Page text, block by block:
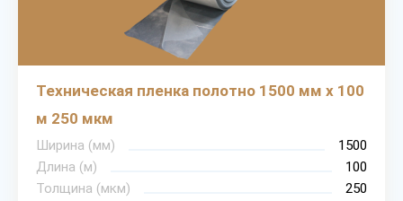
Техническая пленка полотно 1500 мм х 100
м 250 мкм
Ширина (мм)
1500
Длина (м)
100
Толщина (мкм)
250